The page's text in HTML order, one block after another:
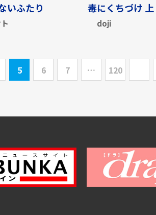
いふたり 毒にくちづけ 上
doji
5 6 7 … 120